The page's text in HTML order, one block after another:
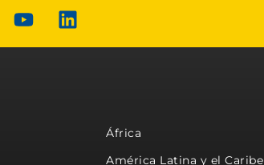
África
América Latina y el Caribe